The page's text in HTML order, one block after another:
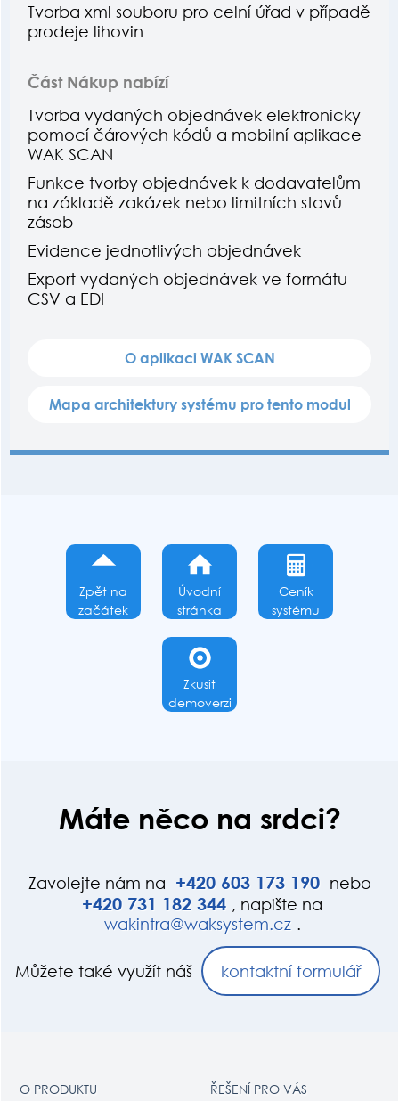
Tvorba xml souboru pro celní úřad v případě
prodeje lihovin
Část Nákup nabízí
Tvorba vydaných objednávek elektronicky
pomocí čárových kódů a mobilní aplikace
WAK SCAN
Funkce tvorby objednávek k dodavatelům
na základě zakázek nebo limitních stavů
zásob
Evidence jednotlivých objednávek
Export vydaných objednávek ve formátu
CSV a EDI
O aplikaci WAK SCAN
Mapa architektury systému pro tento modul
Zpět na
začátek
Úvodní
stránka
Ceník
systému
Zkusit
demoverzi
Máte něco na srdci?
Zavolejte nám na +420603173190 nebo
+420 731 182 344 , napište na
wakintra@waksystem.cz .
Můžete také využít náš kontaktní formulář
O PRODUKTU ŘEŠENÍ PRO VÁS